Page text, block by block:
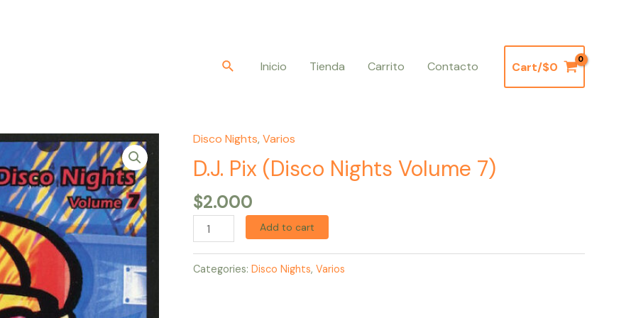
BuscarInicio Tienda Carrito Contacto Cart/$0
Disco Nights, Varios
D.J. Pix (Disco Nights Volume 7)
$2.000
D.J.
Pix
(Disco
Nights
Volume
7)
quantity
Add to cart
Categories: Disco Nights, Varios